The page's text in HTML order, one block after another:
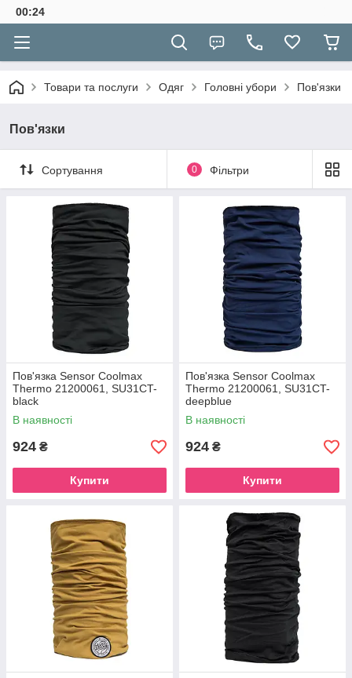
00:24
Товари та послуги Одяг Головні убори Пов'язки
Пов'язки
Сортування 0 Фільтри
Пов'язка Sensor Coolmax
Thermo 21200061, SU31CT-
black
В наявності
924 ₴
Купити
Пов'язка Sensor Coolmax
Thermo 21200061, SU31CT-
deepblue
В наявності
924 ₴
Купити